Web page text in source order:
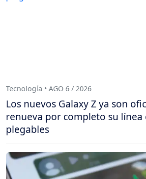
Tecnología • AGO 6 / 2026
Los nuevos Galaxy Z ya son
renueva por completo su
plegables